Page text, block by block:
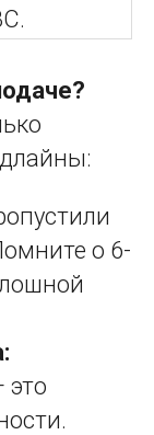
о 6-
это